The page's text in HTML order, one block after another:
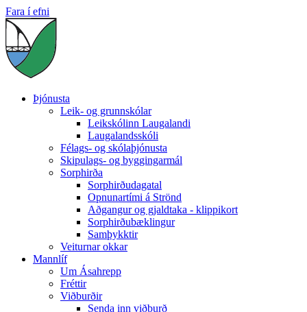
Fara í efni
Þjónusta
Leik- og grunnskólar
Leikskólinn Laugalandi
Laugalandsskóli
Félags- og skólaþjónusta
Skipulags- og byggingarmál
Sorphirða
Sorphirðudagatal
Opnunartími á Strönd
Aðgangur og gjaldtaka - klippikort
Sorphirðubæklingur
Samþykktir
Veiturnar okkar
Mannlíf
Um Ásahrepp
Fréttir
Viðburðir
Senda inn viðburð